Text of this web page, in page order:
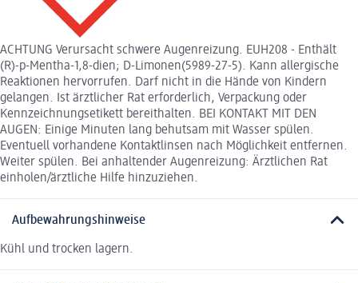
ACHTUNG Verursacht schwere Augenreizung. EUH208 - Enthält
(R)-p-Mentha-1,8-dien; D-Limonen(5989-27-5). Kann allergische
Reaktionen hervorrufen. Darf nicht in die Hände von Kindern
gelangen. Ist ärztlicher Rat erforderlich, Verpackung oder
Kennzeichnungsetikett bereithalten. BEI KONTAKT MIT DEN
AUGEN: Einige Minuten lang behutsam mit Wasser spülen.
Eventuell vorhandene Kontaktlinsen nach Möglichkeit entfernen.
Weiter spülen. Bei anhaltender Augenreizung: Ärztlichen Rat
einholen/ärztliche Hilfe hinzuziehen.
Aufbewahrungshinweise
Kühl und trocken lagern.